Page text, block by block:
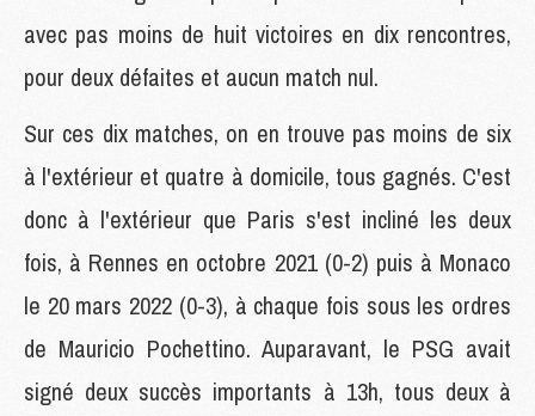
avec pas moins de huit victoires en dix rencontres,
pour deux défaites et aucun match nul.
Sur ces dix matches, on en trouve pas moins de six
à l'extérieur et quatre à domicile, tous gagnés. C'est
donc à l'extérieur que Paris s'est incliné les deux
fois, à Rennes en octobre 2021 (0-2) puis à Monaco
le 20 mars 2022 (0-3), à chaque fois sous les ordres
de Mauricio Pochettino. Auparavant, le PSG avait
signé deux succès importants à 13h, tous deux à